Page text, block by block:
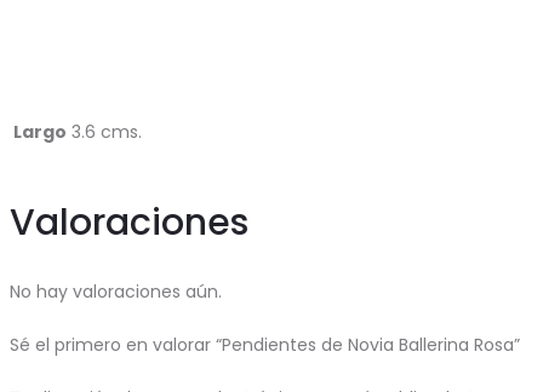
Largo 3.6 cms.
Valoraciones
No hay valoraciones aún.
Sé el primero en valorar “Pendientes de Novia Ballerina Rosa”